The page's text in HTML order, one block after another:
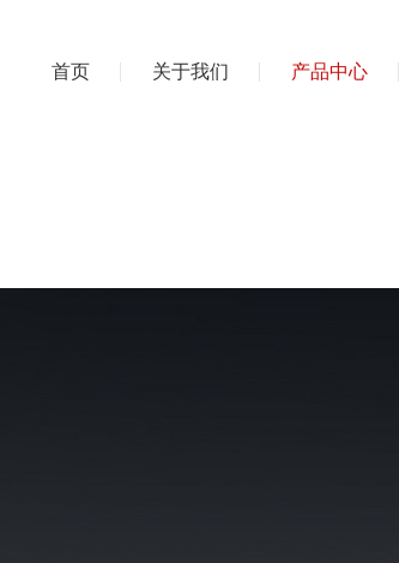
首页 关于我们 产品中心